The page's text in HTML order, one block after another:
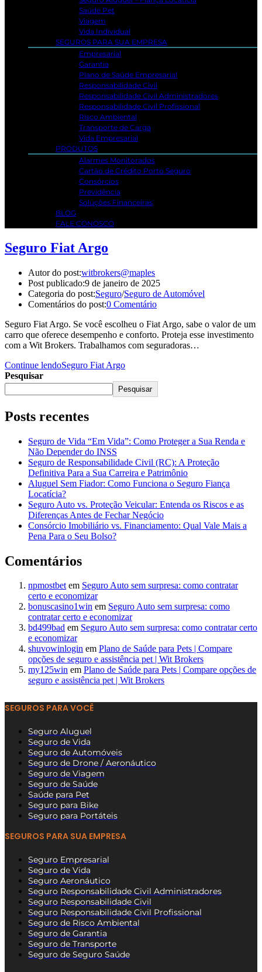
Saúde Pet
Viagem
Vida Individual
SEGUROS PARA SUA EMPRESA
Empresarial
Garantia
Plano de Saúde Empresarial
Responsabilidade Civil
Responsabilidade Civil Administradores
Responsabilidade Civil Profissional
Risco Ambiental
Transporte de Carga
Vida Empresarial
PRODUTOS
Alarmes Monitorados
Cartão de Crédito Porto Seguro
Consórcios
Previdência
Soluções Financeiras
BLOG
FALE CONOSCO
Seguro Fiat Argo
Autor do post:witbrokers@maples
Post publicado:9 de janeiro de 2025
Categoria do post:Seguro/Seguro de Automóvel
Comentários do post:0 Comentário
Seguro Fiat Argo. Se você escolheu o Fiat Argo, sabe o valor de um
carro que oferece desempenho e conforto. Proteja esse investimento
com a Wit Brokers. Trabalhamos com seguradoras…
Continue lendoSeguro Fiat Argo
Pesquisar
Pesquisar
Posts recentes
Seguro de Vida “Em Vida”: Como Proteger a Sua Renda e
Não Depender do INSS
Seguro de Responsabilidade Civil (RC): A Proteção
Definitiva Para a Sua Carreira e Patrimônio
Aluguel Sem Fiador: Como Funciona o Seguro Fiança
Locatícia?
Seguro Auto vs. Proteção Veicular: Entenda os Riscos e as
Diferenças Antes de Fechar Negócio
Consórcio Imobiliário vs. Financiamento: Qual Vale Mais a
Pena Para o Seu Bolso?
Comentários
npmostbetem Seguro Auto sem surpresa: como contratar
certo e economizar
bonuscasino1win em Seguro Auto sem surpresa: como
contratar certo e economizar
bd499bad em Seguro Auto sem surpresa: como contratar certo
e economizar
shuvowinlogin em Plano de Saúde para Pets | Compare
opções de seguro e assistência pet | Wit Brokers
my125win em Plano de Saúde para Pets | Compare opções de
seguro e assistência pet | Wit Brokers
SEGUROS PARA VOCÊ
Seguro Aluguel
Seguro de Vida
Seguro de Automóveis
Seguro de Drone / Aeronáutico
Seguro de Viagem
Seguro de Saúde
Saúde para Pet
Seguro para Bike
Seguro para Portáteis
SEGUROS PARA SUA EMPRESA
Seguro Empresarial
Seguro de Vida
Seguro Aeronáutico
Seguro Responsabilidade Civil Administradores
Seguro Responsabilidade Civil
Seguro Responsabilidade Civil Profissional
Seguro de Risco Ambiental
Seguro de Garantia
Seguro de Transporte
Seguro de Seguro Saúde